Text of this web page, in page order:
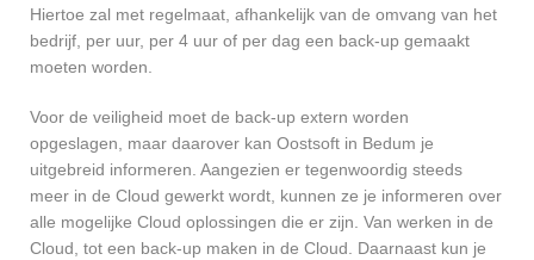
Hiertoe zal met regelmaat, afhankelijk van de omvang van het
bedrijf, per uur, per 4 uur of per dag een back-up gemaakt
moeten worden.
Voor de veiligheid moet de back-up extern worden
opgeslagen, maar daarover kan Oostsoft in Bedum je
uitgebreid informeren. Aangezien er tegenwoordig steeds
meer in de Cloud gewerkt wordt, kunnen ze je informeren over
alle mogelijke Cloud oplossingen die er zijn. Van werken in de
Cloud, tot een back-up maken in de Cloud. Daarnaast kun je